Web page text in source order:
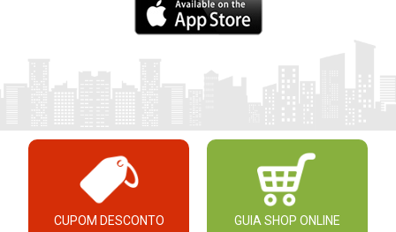
CUPOM DESCONTO GUIA SHOP ONLINE